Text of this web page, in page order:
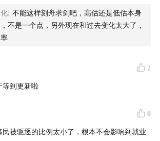
作空间。
到GPT-5，大众对大模型的关注正从
否能卖出去、用起来和赚到钱。
中国和世界打了一个非常好的样，不
技术的普惠性，降低了技术应用门槛。
有哪些新的趋势？
市场关注度越来越偏向应用层面，尤其是可行
以及与芯片相关的非主流AI架构芯片。同时，
符合经济主体的长期增长方向，反映出资本
从追求快钱向投资更贴近实体经济、有稳定
司转变。
: 不能这样刻舟求剑吧，高估还是低估本身
不是一个点，另外现在和过去变化太大了，
2
等到更新啦
0
民被驱逐的比例太小了，根本不会影响到就业